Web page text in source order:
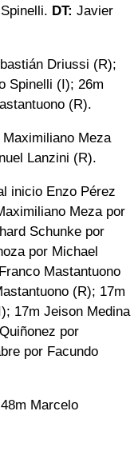
DT: Javier
Driussi (R);
Spinelli (I); 26m
(R).
Maximiliano Meza
Lanzini (R).
inicio Enzo Pérez
Meza por
Schunke por
por Michael
Mastantuono
(R); 17m
17m Jeison Medina
por
por Facundo
Marcelo